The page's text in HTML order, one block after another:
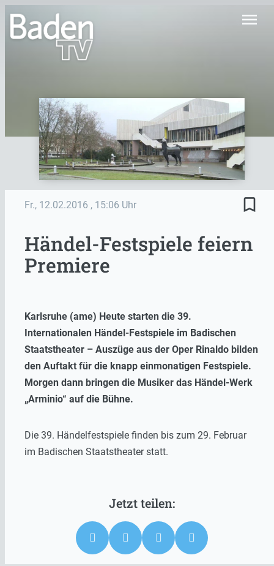
menu
Fr., 12.02.2016 , 15:06 Uhr bookmark_border
Händel-Festspiele feiern
Premiere
Karlsruhe (ame) Heute starten die 39.
Internationalen Händel-Festspiele im Badischen
Staatstheater – Auszüge aus der Oper Rinaldo bilden
den Auftakt für die knapp einmonatigen Festspiele.
Morgen dann bringen die Musiker das Händel-Werk
„Arminio“ auf die Bühne.
Die 39. Händelfestspiele finden bis zum 29. Februar
im Badischen Staatstheater statt.